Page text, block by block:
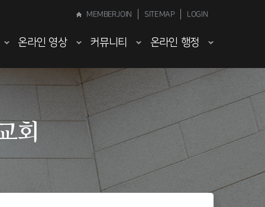
온라인 영상 커뮤니티 온라인 행정
LOGIN
SITEMAP
MEMBERJOIN
회